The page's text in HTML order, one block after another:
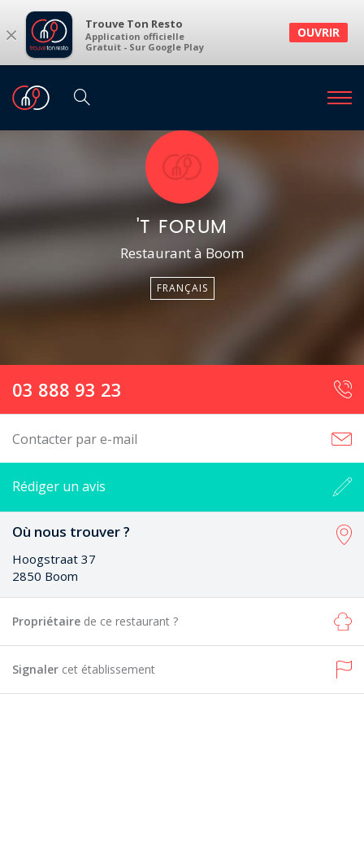
× Trouve Ton Resto
Application officielle
Gratuit - Sur Google Play
OUVRIR
'T FORUM
Restaurant à Boom
FRANÇAIS
03 888 93 23
Contacter par e-mail
Rédiger un avis
Où nous trouver ?
Hoogstraat 37
2850 Boom
Propriétaire de ce restaurant ?
Signaler cet établissement